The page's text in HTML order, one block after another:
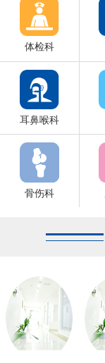
体检科
耳鼻喉科
骨伤科